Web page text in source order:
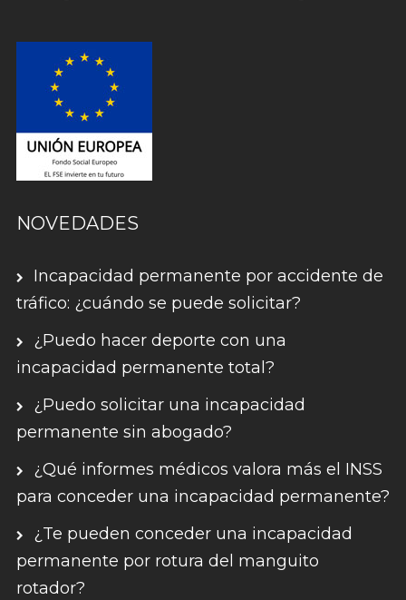
NOVEDADES
Incapacidad permanente por accidente de
tráfico: ¿cuándo se puede solicitar?
¿Puedo hacer deporte con una
incapacidad permanente total?
¿Puedo solicitar una incapacidad
permanente sin abogado?
¿Qué informes médicos valora más el INSS
para conceder una incapacidad permanente?
¿Te pueden conceder una incapacidad
permanente por rotura del manguito
rotador?